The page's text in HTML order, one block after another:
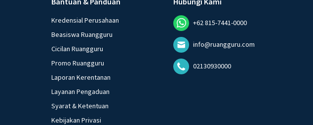
Kredensial Perusahaan
Beasiswa Ruangguru
Cicilan Ruangguru
Promo Ruangguru
Laporan Kerentanan
Layanan Pengaduan
Syarat & Ketentuan
Kebijakan Privasi
+62 815-7441-0000
info@ruangguru.com
02130930000